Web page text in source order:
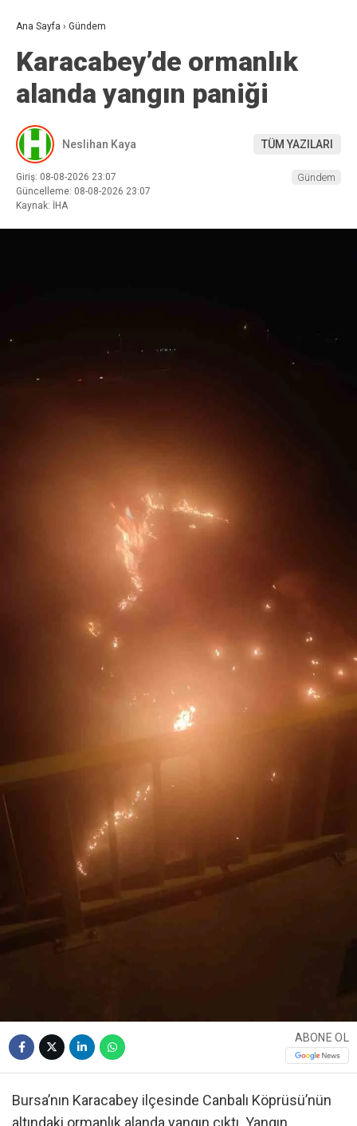
Ana Sayfa › Gündem
Karacabey’de ormanlık
alanda yangın paniği
Neslihan Kaya TÜM YAZILARI
Giriş: 08-08-2026 23:07
Güncelleme: 08-08-2026 23:07
Kaynak: İHA
Gündem
ABONE OL
Bursa’nın Karacabey ilçesinde Canbalı Köprüsü’nün
altındaki ormanlık alanda yangın çıktı. Yangın,